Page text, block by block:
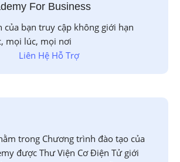
For Business
của bạn truy cập không giới hạn
mọi lúc, mọi nơi
Liên Hệ Hỗ Trợ
trong Chương trình đào tạo của
được Thư Viện Cơ Điện Tử giới